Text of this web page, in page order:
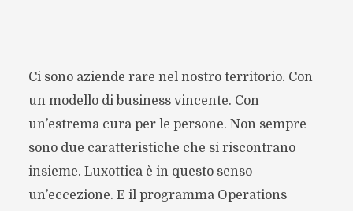
Ci sono aziende rare nel nostro territorio. Con
un modello di business vincente. Con
un’estrema cura per le persone. Non sempre
sono due caratteristiche che si riscontrano
insieme. Luxottica è in questo senso
un’eccezione. E il programma Operations